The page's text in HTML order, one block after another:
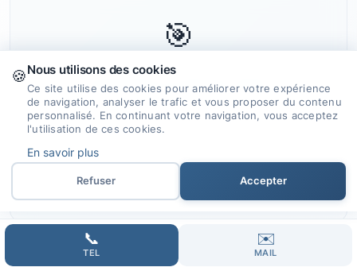
🎯
Expertise et Savoir-faire
Nous mettons à profit notre expérience
sites internet qui répondent à vos
📞
TEL
✉️
MAIL
🍪Nous utilisons des cookies
Ce site utilise des cookies pour améliorer votre expérience
de navigation, analyser le trafic et vous proposer du contenu
personnalisé. En continuant votre navigation, vous acceptez
l'utilisation de ces cookies.
En savoir plus
Refuser Accepter